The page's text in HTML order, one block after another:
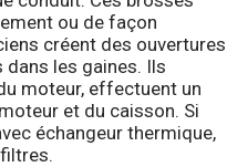
ou de façon
créent des ouvertures
dans les gaines. Ils
moteur, effectuent un
et du caisson. Si
échangeur thermique,